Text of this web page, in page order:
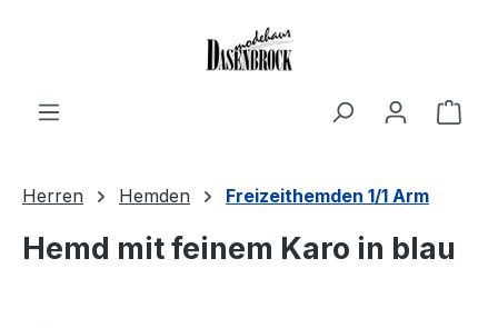
Herren Hemden Freizeithemden 1/1 Arm
Hemd mit feinem Karo in blau